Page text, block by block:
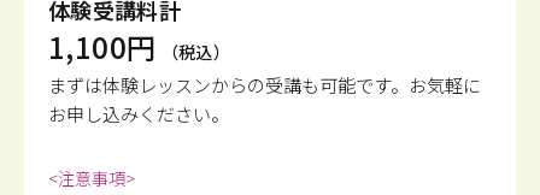
体験受講料計
1,100円 （税込）
まずは体験レッスンからの受講も可能です。 お気軽に
お申し込みください。
<注意事項>